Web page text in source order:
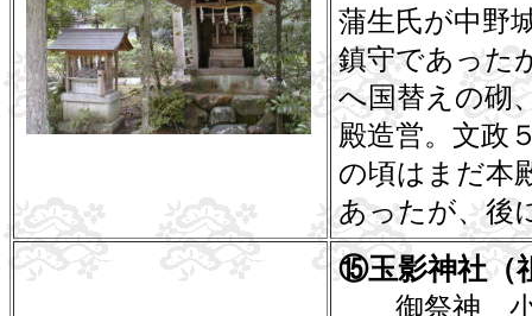
蒲生氏が中野
鎮守であった
へ国替えの砌
殿造営。文政
の頃はまだ本
あったが、後
⑮玉影神社（
御祭神 小舎